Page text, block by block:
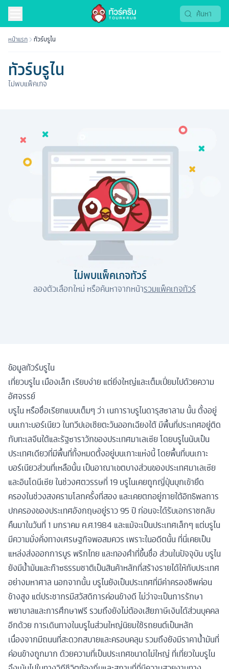
หน้าแรก ทัวร์บรูไน
ทัวร์บรูไน
ไม่พบแพ็คเกจ
ไม่พบแพ็คเกจทัวร์
ลองตัวเลือกใหม่ หรือค้นหาจากหน้ารวมแพ็คเกจทัวร์
ข้อมูลทัวร์บรูไน
เที่ยวบรูไน เมืองเล็ก เรียบง่าย แต่ยิ่งใหญ่และเต็มเปี่ยมไปด้วยความ
อัศจรรย์
บรูไน หรือชื่อเรียกแบบเต็มๆ ว่า เนการาบรูไนดารุสซาลาม นั้น ตั้งอยู่
บนเกาะบอร์เนียว ในทวีปเอเชียตะวันออกเฉียงใต้ มีพื้นที่ประเทศอยู่ติด
กับทะเลจีนใต้และรัฐซาราวักของประเทศมาเลเซีย โดยบรูไนนับเป็น
ประเทศเดียวที่มีพื้นที่ทั้งหมดตั้งอยู่บนเกาะแห่งนี้ โดยพื้นที่บนเกาะ
บอร์เนียวส่วนที่เหลือนั้น เป็นอาณาเขตบางส่วนของประเทศมาเลเซีย
และอินโดนีเซีย ในช่วงศตวรรษที่ 19 บรูไนเคยถูกญี่ปุ่นบุกเข้ายึด
ครองในช่วงสงครามโลกครั้งที่สอง และเคยตกอยู่ภายใต้อิทธิพลการ
ปกครองของประเทศอังกฤษอยู่ราว 95 ปี ก่อนจะได้รับเอกราชกลับ
คืนมาในวันที่ 1 มกราคม ค.ศ.1984 และแม้จะเป็นประเทศเล็กๆ แต่บรูไน
มีความมั่งคั่งทางเศรษฐกิจพอสมควร เพราะในอดีตนั้น ที่นี่เคยเป็น
แหล่งส่งออกการบูร พริกไทย และทองคำที่ขึ้นชื่อ ส่วนในปัจจุบัน บรูไน
ยังมีน้ำมันและก๊าซธรรมชาติเป็นสินค้าหลักที่สร้างรายได้ให้กับประเทศ
อย่างมหาศาล นอกจากนั้น บรูไนยังเป็นประเทศที่มีค่าครองชีพค่อน
ข้างสูง แต่ประชากรมีสวัสดิการค่อนข้างดี ไม่ว่าจะเป็นการรักษา
พยาบาลและการศึกษาฟรี รวมถึงยังไม่ต้องเสียภาษีเงินได้ส่วนบุคคล
อีกด้วย การเดินทางในบรูไนส่วนใหญ่นิยมใช้รถยนต์เป็นหลัก
เนื่องจากมีถนนที่สะดวกสบายและครอบคลุม รวมถึงยังมีราคาน้ำมันที่
ค่อนข้างถูกมาก ด้วยความที่เป็นประเทศขนาดไม่ใหญ่ ที่เที่ยวในบรูไน